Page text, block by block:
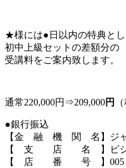
★様には●日以内の特典とし
初中上級セットの差額分の
受講料をご案内致します。
通常220,000円⇒209,000円
●銀行振込
【金 融 機 関 名】ジャ
【 支 店 名 】ビジ
【 店 番 号 】005